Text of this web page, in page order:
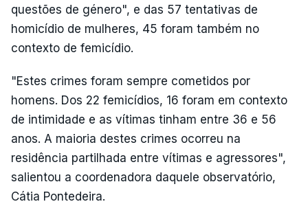
questões de género", e das 57 tentativas de
homicídio de mulheres, 45 foram também no
contexto de femicídio.
"Estes crimes foram sempre cometidos por
homens. Dos 22 femicídios, 16 foram em contexto
de intimidade e as vítimas tinham entre 36 e 56
anos. A maioria destes crimes ocorreu na
residência partilhada entre vítimas e agressores",
salientou a coordenadora daquele observatório,
Cátia Pontedeira.